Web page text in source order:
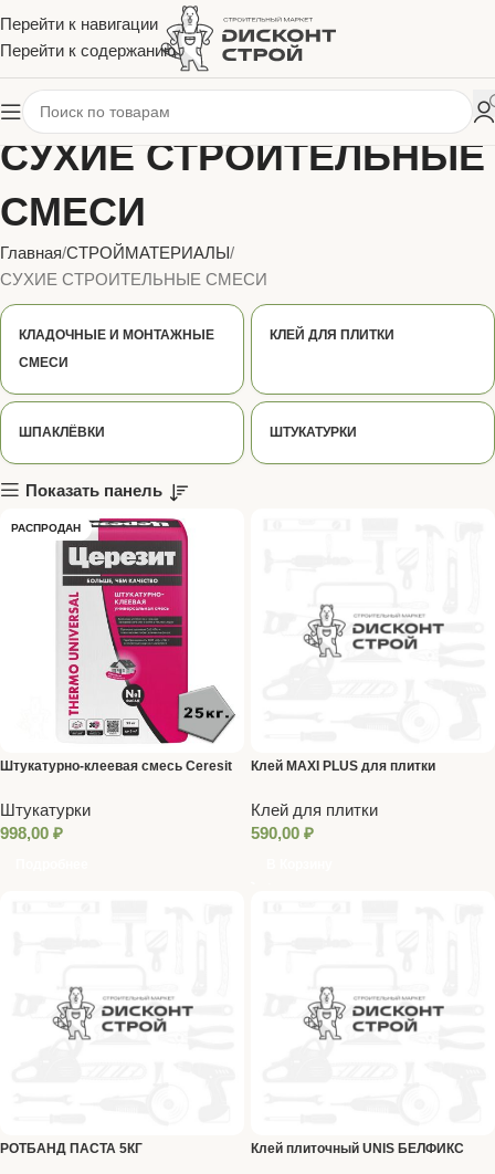
Перейти к навигации
Перейти к содержанию
СУХИЕ СТРОИТЕЛЬНЫЕ
СМЕСИ
Главная СТРОЙМАТЕРИАЛЫ
СУХИЕ СТРОИТЕЛЬНЫЕ СМЕСИ
КЛАДОЧНЫЕ И МОНТАЖНЫЕ
СМЕСИ
КЛЕЙ ДЛЯ ПЛИТКИ
ШПАКЛЁВКИ ШТУКАТУРКИ
Показать панель
РАСПРОДАН
Штукатурно-клеевая смесь Ceresit
Штукатурки
998,00 ₽
Клей MAXI PLUS для плитки
Клей для плитки
590,00 ₽
РОТБАНД ПАСТА 5КГ
Клей плиточный UNIS БЕЛФИКС